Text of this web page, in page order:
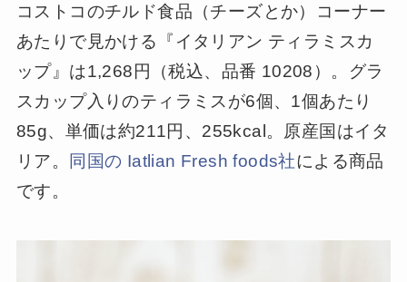
コストコのチルド食品（チーズとか）コーナー
あたりで見かける『イタリアン ティラミスカ
ップ』は1,268円（税込、品番 10208）。グラ
スカップ入りのティラミスが6個、1個あたり
85g、単価は約211円、255kcal。原産国はイタ
リア。
同国の Iatlian Fresh foods社による商品
です。